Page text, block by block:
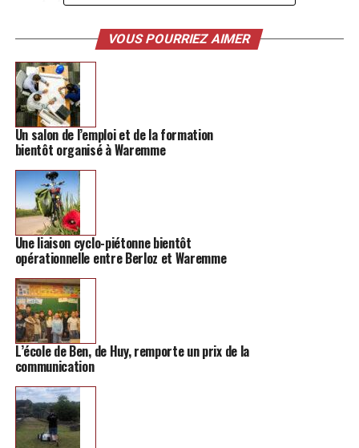
-> Retrouvez toutes les informations sur la région de
Pour sensibiliser à l’usage de ce disque, la
Centre-Ville de Hannut
concept est plutôt sympa, puisque c’est un cartoon qui
défile devant nos yeux pour nous signaler l’importance
de respecter cette règle.
Une voix off, un disque qui parle, des dessins… Au final,
la vidéo passe bien et donc le message suit. Bien joué !
SUIVANT
Hannut pourrait accueillir un centre de vaccination
NE MANQUEZ PAS
91% des résidents des Loriers ont été vaccinés cette
semaine
VOUS POURRIEZ AIMER
Un salon de l’emploi et de la formation
bientôt organisé à Waremme
Une liaison cyclo-piétonne bientôt
opérationnelle entre Berloz et Waremme
L’école de Ben, de Huy, remporte un prix de la
communication